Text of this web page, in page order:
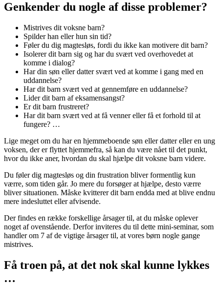
Genkender du nogle af disse problemer?
Mistrives dit voksne barn?
Spilder han eller hun sin tid?
Føler du dig magtesløs, fordi du ikke kan motivere dit barn?
Isolerer dit barn sig og har du svært ved overhovedet at
komme i dialog?
Har din søn eller datter svært ved at komme i gang med en
uddannelse?
Har dit barn svært ved at gennemføre en uddannelse?
Lider dit barn af eksamensangst?
Er dit barn frustreret?
Har dit barn svært ved at få venner eller få et forhold til at
fungere? …
Lige meget om du har en hjemmeboende søn eller datter eller en ung
voksen, der er flyttet hjemmefra, så kan du være nået til det punkt,
hvor du ikke aner, hvordan du skal hjælpe dit voksne barn videre.
Du føler dig magtesløs og din frustration bliver formentlig kun
værre, som tiden går. Jo mere du forsøger at hjælpe, desto værre
bliver situationen. Måske kvitterer dit barn endda med at blive endnu
mere indesluttet eller afvisende.
Der findes en række forskellige årsager til, at du måske oplever
noget af ovenstående. Derfor inviteres du til dette mini-seminar, som
handler om 7 af de vigtige årsager til, at vores børn nogle gange
mistrives.
Få troen på, at det nok skal kunne lykkes
…